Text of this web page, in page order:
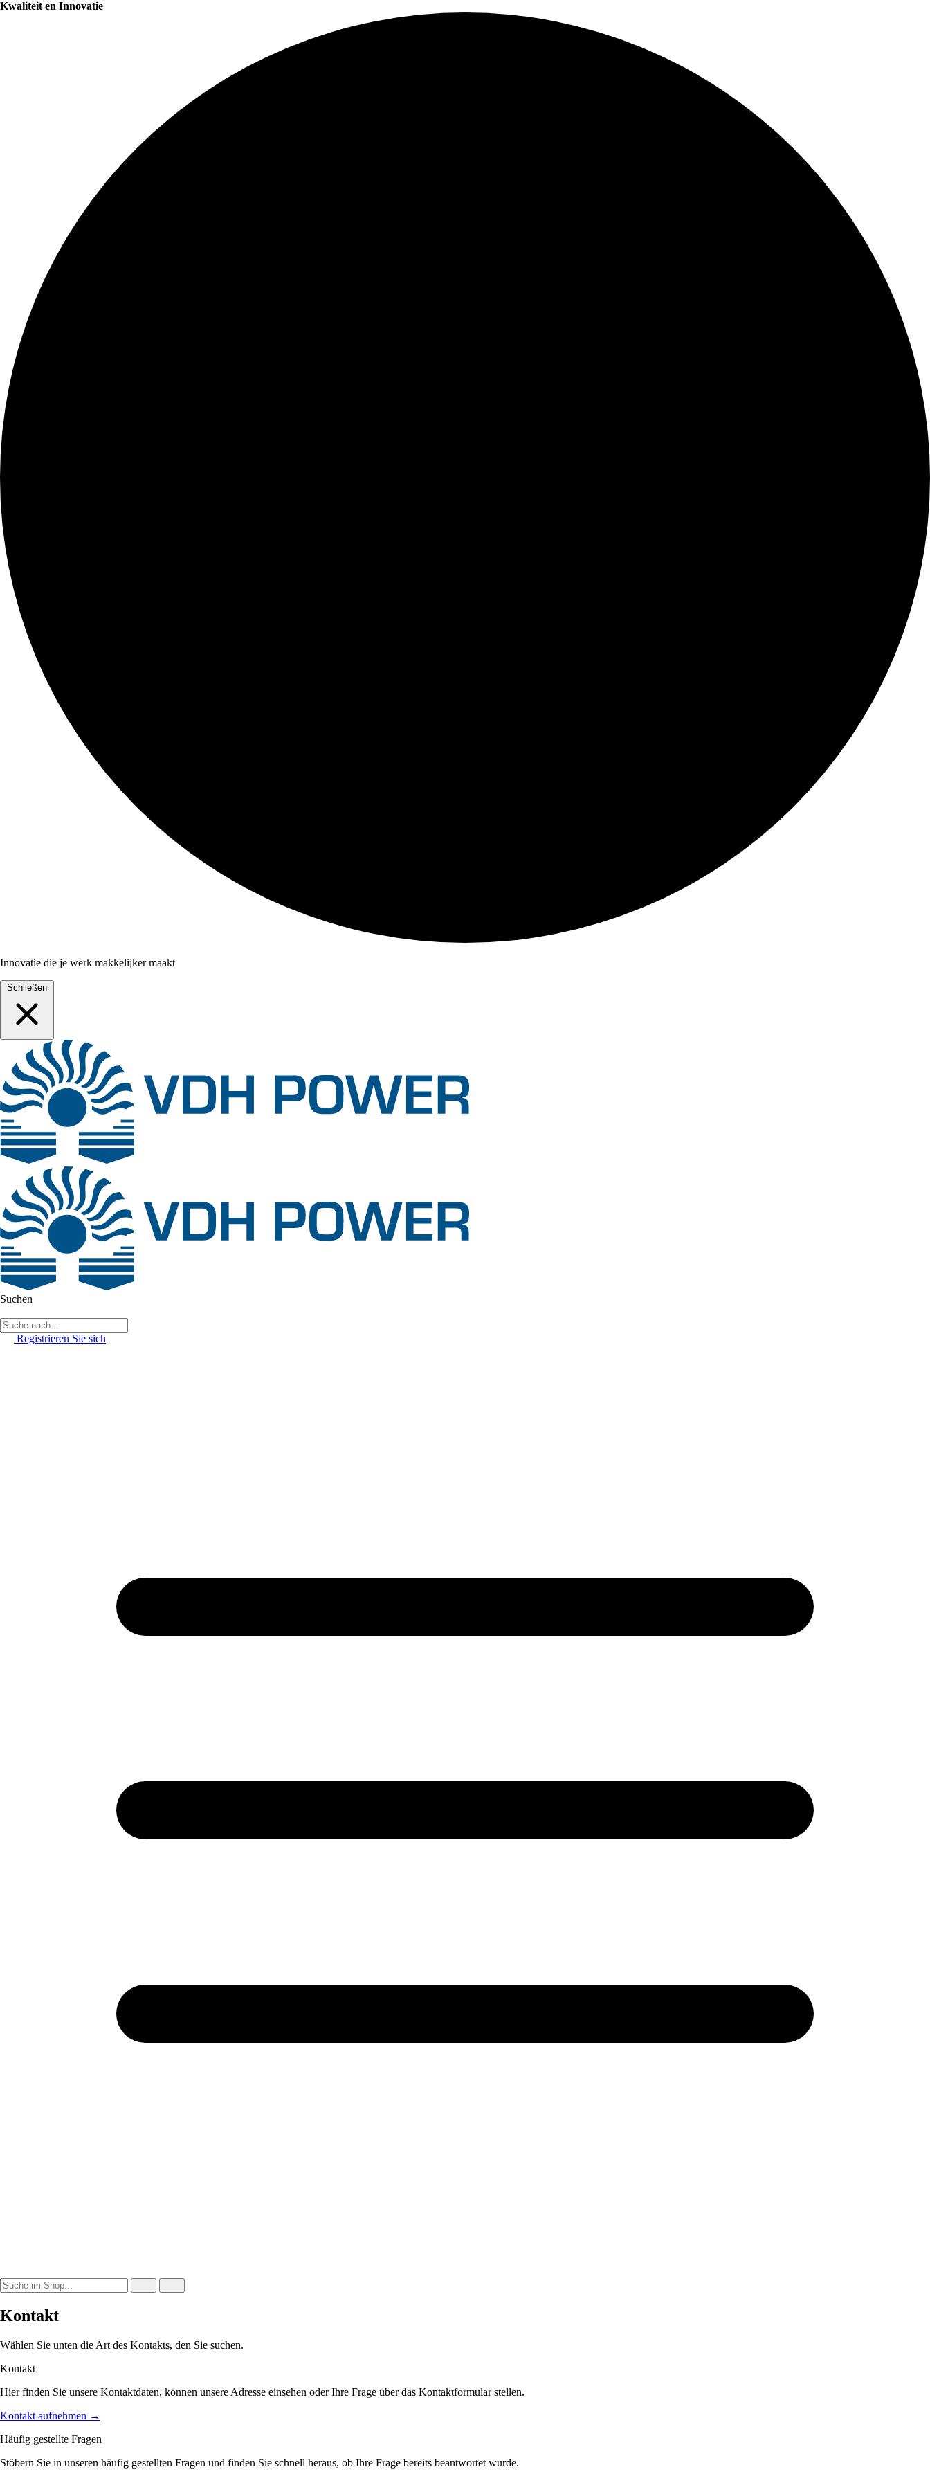
Kwaliteit en Innovatie
Innovatie die je werk makkelijker maakt
Schließen
Suchen
Registrieren Sie sich
Kontakt
Wählen Sie unten die Art des Kontakts, den Sie suchen.
Kontakt
Hier finden Sie unsere Kontaktdaten, können unsere Adresse einsehen oder Ihre Frage über das Kontaktformular stellen.
Kontakt aufnehmen →
Häufig gestellte Fragen
Stöbern Sie in unseren häufig gestellten Fragen und finden Sie schnell heraus, ob Ihre Frage bereits beantwortet wurde.